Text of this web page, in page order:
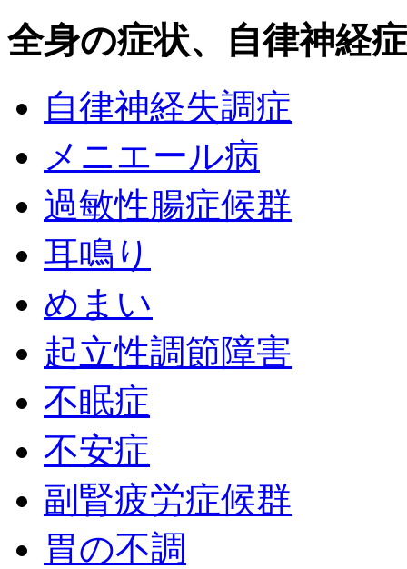
全身の症状、自律神経
自律神経失調症
メニエール病
過敏性腸症候群
耳鳴り
めまい
起立性調節障害
不眠症
不安症
副腎疲労症候群
胃の不調